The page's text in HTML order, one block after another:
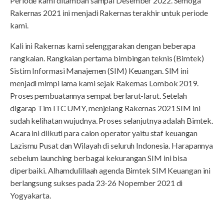
Rakernas 2021 ini menjadi Rakernas terakhir untuk periode
kami.
Kali ini Rakernas kami selenggarakan dengan beberapa
rangkaian. Rangkaian pertama bimbingan teknis (Bimtek)
Sistim Informasi Manajemen (SIM) Keuangan. SIM ini
menjadi mimpi lama kami sejak Rakernas Lombok 2019.
Proses pembuatannya sempat berlarut-larut. Setelah
digarap Tim ITC UMY, menjelang Rakernas 2021 SIM ini
sudah kelihatan wujudnya. Proses selanjutnya adalah Bimtek.
Acara ini diikuti para calon operator yaitu staf keuangan
Lazismu Pusat dan Wilayah di seluruh Indonesia. Harapannya
sebelum launching berbagai kekurangan SIM ini bisa
diperbaiki. Alhamdulillaah agenda Bimtek SIM Keuangan ini
berlangsung sukses pada 23-26 Nopember 2021 di
Yogyakarta.